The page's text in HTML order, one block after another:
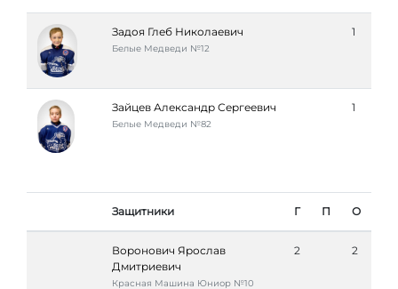
Задоя Глеб Николаевич
Белые Медведи №12
1
Зайцев Александр Сергеевич
Белые Медведи №82
1
Защитники Г П О
Воронович Ярослав
Дмитриевич
Красная Машина Юниор №10
2 2